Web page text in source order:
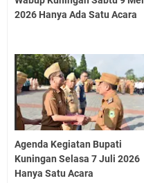
2026 Hanya Ada Satu Acara
Agenda Kegiatan Bupati
Kuningan Selasa 7 Juli 2026
Hanya Satu Acara